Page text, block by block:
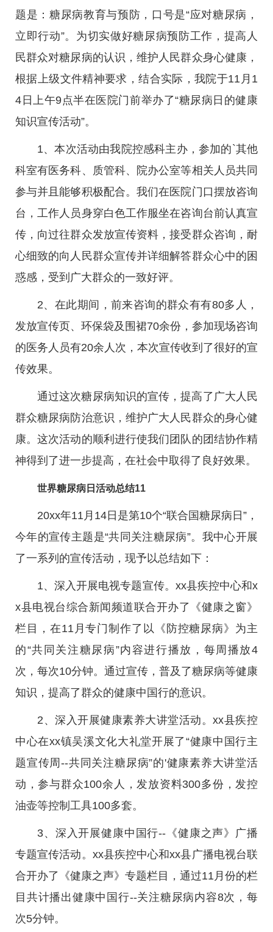
题是：糖尿病教育与预防，口号是“应对糖尿病，
立即行动”。为切实做好糖尿病预防工作，提高人
民群众对糖尿病的认识，维护人民群众身心健康，
根据上级文件精神要求，结合实际，我院于11月1
4日上午9点半在医院门前举办了“糖尿病日的健康
知识宣传活动”。
1、本次活动由我院控感科主办，参加的`其他
科室有医务科、质管科、院办公室等相关人员共同
参与并且能够积极配合。我们在医院门口摆放咨询
台，工作人员身穿白色工作服坐在咨询台前认真宣
传，向过往群众发放宣传资料，接受群众咨询，耐
心细致的向人民群众宣传并详细解答群众心中的困
惑感，受到广大群众的一致好评。
2、在此期间，前来咨询的群众有有80多人，
发放宣传页、环保袋及围裙70余份，参加现场咨询
的医务人员有20余人次，本次宣传收到了很好的宣
传效果。
通过这次糖尿病知识的宣传，提高了广大人民
群众糖尿病防治意识，维护广大人民群众的身心健
康。这次活动的顺利进行使我们团队的团结协作精
神得到了进一步提高，在社会中取得了良好效果。
世界糖尿病日活动总结11
20xx年11月14日是第10个“联合国糖尿病日”，
今年的宣传主题是“共同关注糖尿病”。我中心开展
了一系列的宣传活动，现予以总结如下：
1、深入开展电视专题宣传。xx县疾控中心和x
x县电视台综合新闻频道联合开办了《健康之窗》
栏目，在11月专门制作了以《防控糖尿病》为主
的“共同关注糖尿病”内容进行播放，每周播放4
次，每次10分钟。通过宣传，普及了糖尿病等健康
知识，提高了群众的健康中国行的意识。
2、深入开展健康素养大讲堂活动。xx县疾控
中心在xx镇吴溪文化大礼堂开展了“健康中国行主
题宣传周--共同关注糖尿病”的'健康素养大讲堂活
动，参与群众100余人，发放资料300多份，发控
油壶等控制工具100多套。
3、深入开展健康中国行--《健康之声》广播
专题宣传活动。xx县疾控中心和xx县广播电视台联
合开办了《健康之声》专题栏目，通过11月份的栏
目共计播出健康中国行--关注糖尿病内容8次，每
次5分钟。